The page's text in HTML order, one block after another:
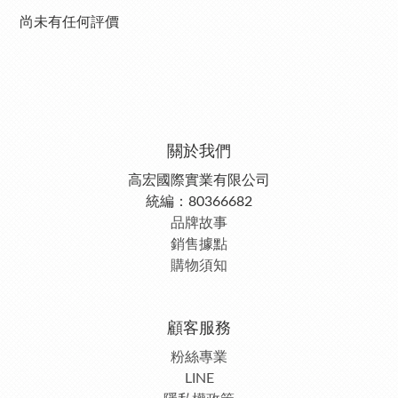
尚未有任何評價
關於我們
高宏國際實業有限公司
統編：80366682
品牌故事
銷售據點
購物須知
顧客服務
粉絲專業
LINE